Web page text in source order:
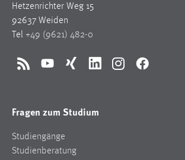
Hetzenrichter Weg 15
92637 Weiden
Tel +49 (9621) 482-0
RSS YouTubeXing LinkedInInstagramFacebook
Fragen zum Studium
Studiengänge
Studienberatung